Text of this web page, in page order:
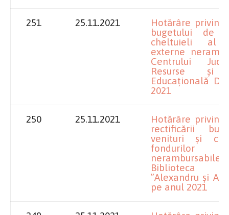
251 25.11.2021
Hotărâre privind
bugetului de
cheltuieli al
externe
Centrului
Resurse și
Educațională
2021
250 25.11.2021 Hotărâre privind
rectificării
venituri și
fondurilor
nerambursabile
Biblioteca
”Alexandru și
pe anul 2021